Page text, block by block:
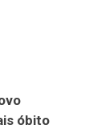
óbito